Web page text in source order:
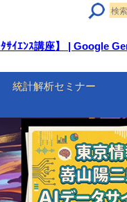
ｻｲｴﾝｽ講座】 | Google
統計解析セミナー